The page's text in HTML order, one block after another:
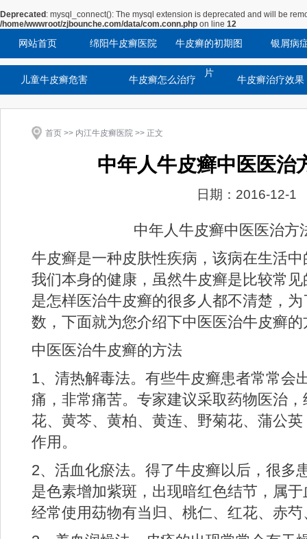
Deprecated : mysql_connect(): The mysql extension is deprecated and will be
/home/wwwroot/zjbounche.com/data/com.conn.php on line 12
网站首页 绵阳牛皮癣医院 牛皮癣的初期图
片
银屑病
儿童牛皮癣危害 牛皮癣怎么治疗 牛皮癣治疗效果
首页 >> 内江牛皮癣医院 >> 正文
中年人牛皮癣中医医治
日期：2016-12-1
中年人牛皮癣中医医治方
牛皮癣是一种皮肤性疾病，该病在生活
我们本身的健康，虽然牛皮癣是比较常
是怎样医治牛皮癣的很多人都不清楚，
数，下面就为您介绍下中医医治牛皮癣的
中医医治牛皮癣的方法
1、清热解毒法。有些牛皮癣患者常常会
痛，非常痛苦。专家建议采取药物医治
花、黄芩、黄柏、黄连、野菊花、蒲公
作用。
2、活血化瘀法。得了牛皮癣以后，很多
是色素增加紫斑，出现暗红色结节，属
经常使用苭物有当归、桃仁、红花、赤